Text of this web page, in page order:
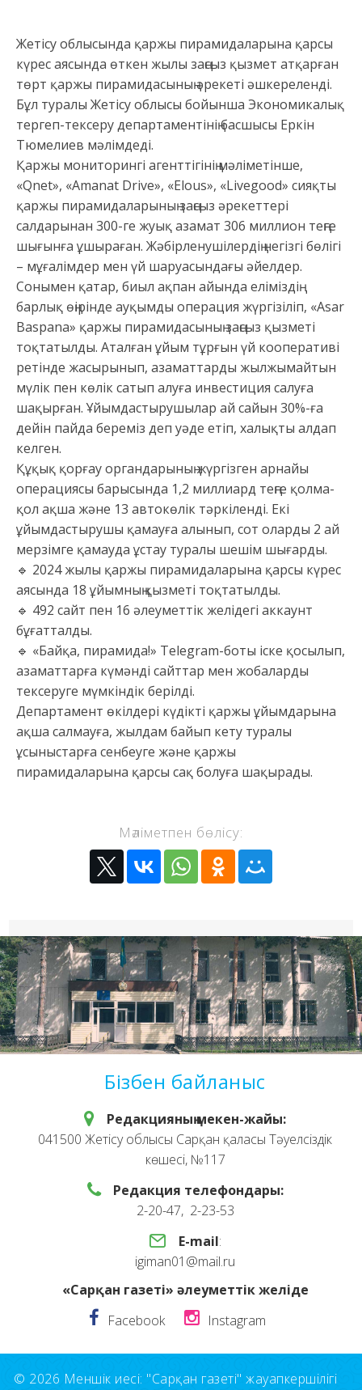
Жетісу облысында қаржы пирамидаларына қарсы
күрес аясында өткен жылы заңсыз қызмет атқарған
төрт қаржы пирамидасының әрекеті әшкереленді.
Бұл туралы Жетісу облысы бойынша Экономикалық
тергеп-тексеру департаментінің басшысы Еркін
Тюмелиев мәлімдеді.
Қаржы мониторингі агенттігінің мәліметінше,
«Qnet», «Amanat Drive», «Elous», «Livegood» сияқты
қаржы пирамидаларының заңсыз әрекеттері
салдарынан 300-ге жуық азамат 306 миллион теңге
шығынға ұшыраған. Жәбірленушілердің негізгі бөлігі
– мұғалімдер мен үй шаруасындағы әйелдер.
Сонымен қатар, биыл ақпан айында еліміздің
барлық өңірінде ауқымды операция жүргізіліп, «Asar
Baspana» қаржы пирамидасының заңсыз қызметі
тоқтатылды. Аталған ұйым тұрғын үй кооперативі
ретінде жасырынып, азаматтарды жылжымайтын
мүлік пен көлік сатып алуға инвестиция салуға
шақырған. Ұйымдастырушылар ай сайын 30%-ға
дейін пайда береміз деп уәде етіп, халықты алдап
келген.
Құқық қорғау органдарының жүргізген арнайы
операциясы барысында 1,2 миллиард теңге қолма-
қол ақша және 13 автокөлік тәркіленді. Екі
ұйымдастырушы қамауға алынып, сот оларды 2 ай
мерзімге қамауда ұстау туралы шешім шығарды.
🔹 2024 жылы қаржы пирамидаларына қарсы күрес
аясында 18 ұйымның қызметі тоқтатылды.
🔹 492 сайт пен 16 әлеуметтік желідегі аккаунт
бұғатталды.
🔹 «Байқа, пирамида!» Telegram-боты іске қосылып,
азаматтарға күмәнді сайттар мен жобаларды
тексеруге мүмкіндік берілді.
Департамент өкілдері күдікті қаржы ұйымдарына
ақша салмауға, жылдам байып кету туралы
ұсыныстарға сенбеуге және қаржы
пирамидаларына қарсы сақ болуға шақырады.
Мәліметпен бөлісу:
Бізбен байланыс
Редакцияның мекен-жайы:
041500 Жетісу облысы Сарқан қаласы Тәуелсіздік
көшесі, №117
Редакция телефондары:
2-20-47, 2-23-53
E-mail:
igiman01@mail.ru
«Сарқан газеті» әлеуметтік желіде
Facebook
Instagram
© 2026 Меншік иесі: "Сарқан газеті" жауапкершілігі